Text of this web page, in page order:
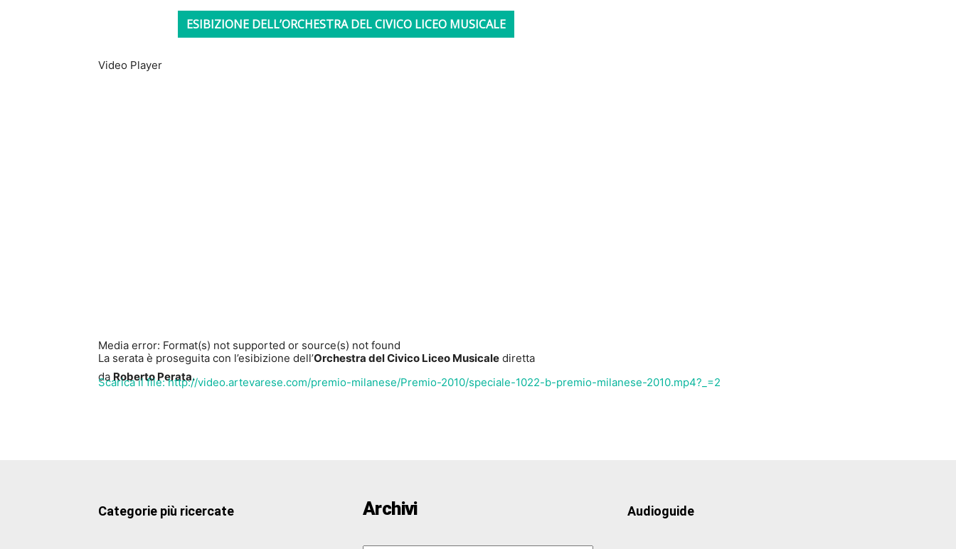
ESIBIZIONE DELL’ORCHESTRA DEL CIVICO LICEO MUSICALE
Video Player
Media error: Format(s) not supported or source(s) not found
Scarica il file: http://video.artevarese.com/premio-milanese/Premio-2010/speciale-1022-b-premio-milanese-2010.mp4?_=2
La serata è proseguita con l’esibizione dell’Orchestra del Civico Liceo Musicale diretta
da Roberto Perata.
Categorie più ricercate Archivi
Archivi
Audioguide